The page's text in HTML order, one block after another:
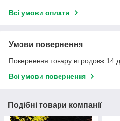
Всі умови оплати
Умови повернення
Повернення товару впродовж 14
Всі умови повернення
Подібні товари компанії